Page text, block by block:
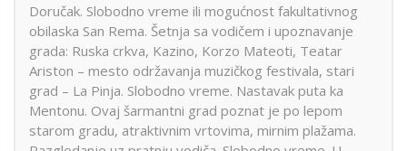
Doručak. Slobodno vreme ili mogućnost fakultativnog
obilaska San Rema. Šetnja sa vodičem i upoznavanje
grada: Ruska crkva, Kazino, Korzo Mateoti, Teatar
Ariston – mesto održavanja muzičkog festivala, stari
grad – La Pinja. Slobodno vreme. Nastavak puta ka
Mentonu. Ovaj šarmantni grad poznat je po lepom
starom gradu, atraktivnim vrtovima, mirnim plažama.